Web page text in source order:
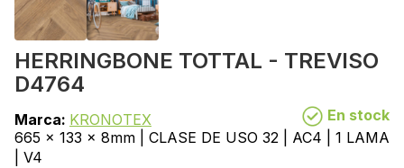
HERRINGBONE TOTTAL - TREVISO
D4764
Marca: KRONOTEX
En stock
665 x 133 x 8mm | CLASE DE USO 32 | AC4 | 1 LAMA
| V4